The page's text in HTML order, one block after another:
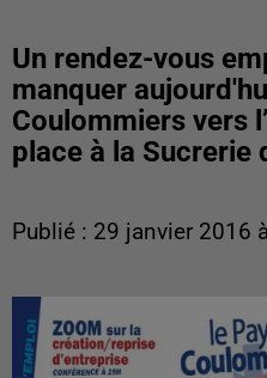
Un rendez-vous
manquer
Coulommiers vers
place à la Sucrerie
Publié : 29 janvier 2016